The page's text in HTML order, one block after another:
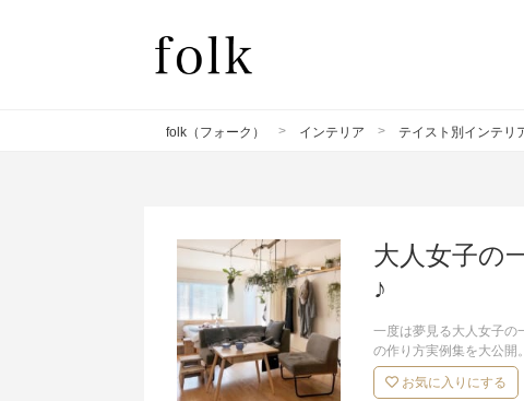
folk（フォーク） インテリア テイスト別インテリ
大人女子の
♪
一度は夢見る大人女子の
の作り方実例集を大公開
お気に入りにする